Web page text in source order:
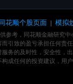
花顺个股页面 | 模拟
参考，同花顺金融研究
引致的盈亏承担任何
务的及时性，安全性，
成任何的投资建议，用